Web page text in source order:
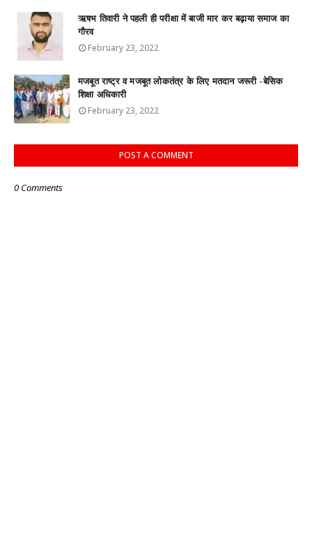
ऋषभ तिवारी ने पहली ही परीक्षा में बाजी मार कर बढ़ाया समाज का
गौरव
February 23, 2022
मजबूत राष्ट्र व मजबूत लोकतंत्र के लिए मतदान जरूरी -बेसिक
शिक्षा अधिकारी
February 23, 2022
POST A COMMENT
0 Comments